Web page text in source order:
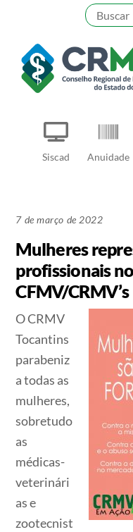
content
Siscad Anuidade
Pesquisar
7 de março de 2022
Mulheres
profissionais
CFMV/CRMV’s
O CRMV
Tocantins
parabeniz
a todas as
mulheres,
sobretudo
as
médicas-
veterinári
as e
zootecnist